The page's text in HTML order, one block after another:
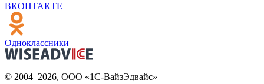
ВКОНТАКТЕ
Одноклассники
© 2004–2026, ООО «1С-ВайзЭдвайс»